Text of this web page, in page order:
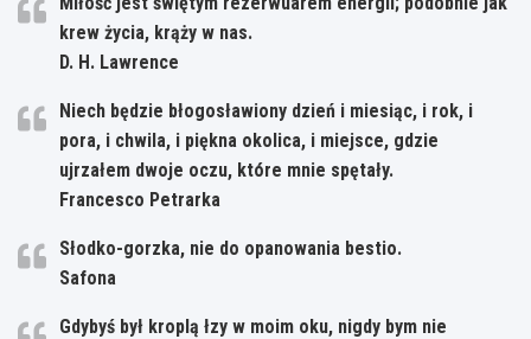
krew życia, krąży w nas.
D. H. Lawrence
Niech będzie błogosławiony dzień i miesiąc, i rok, i
pora, i chwila, i piękna okolica, i miejsce, gdzie
ujrzałem dwoje oczu, które mnie spętały.
Francesco Petrarka
Słodko-gorzka, nie do opanowania bestio.
Safona
Gdybyś był kroplą łzy w moim oku, nigdy bym nie